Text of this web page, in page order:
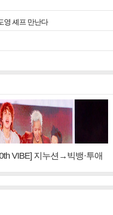
영 셰프 만난다
VIBE] 지누션→빅뱅·투애